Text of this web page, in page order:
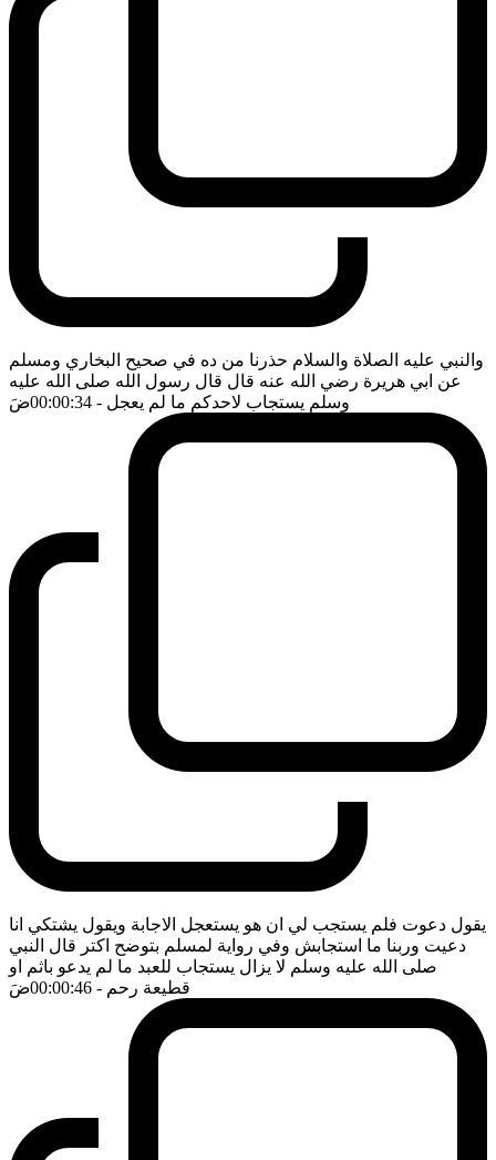
والنبي عليه الصلاة والسلام حذرنا من ده في صحيح البخاري ومسلم
عن ابي هريرة رضي الله عنه قال قال رسول الله صلى الله عليه
وسلم يستجاب لاحدكم ما لم يعجل - 00:00:34 ضَ
يقول دعوت فلم يستجب لي ان هو يستعجل الاجابة ويقول يشتكي انا
دعيت وربنا ما استجابش وفي رواية لمسلم بتوضح اكتر قال النبي
صلى الله عليه وسلم لا يزال يستجاب للعبد ما لم يدعو باثم او
قطيعة رحم - 00:00:46 ضَ